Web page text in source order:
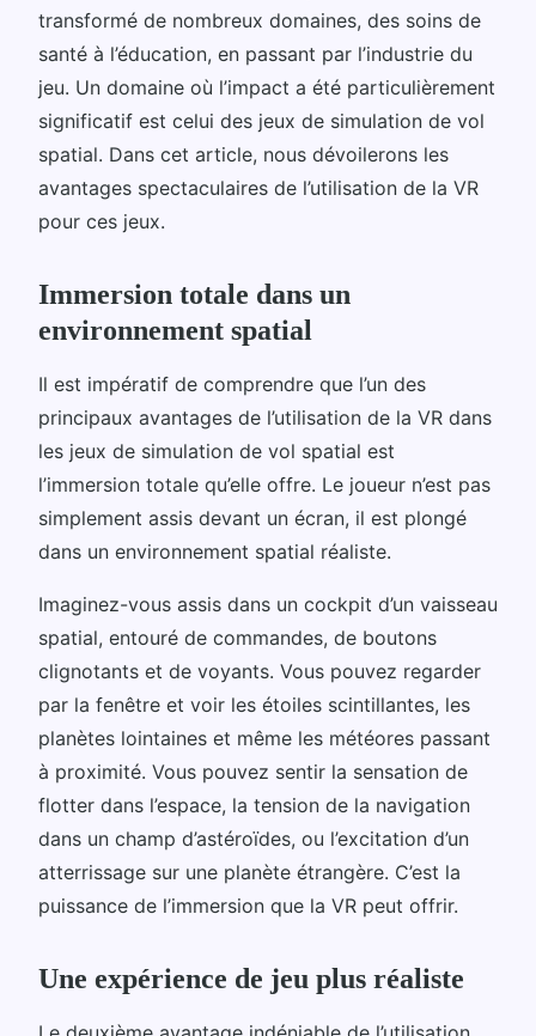
transformé de nombreux domaines, des soins de
santé à l’éducation, en passant par l’industrie du
jeu. Un domaine où l’impact a été particulièrement
significatif est celui des jeux de simulation de vol
spatial. Dans cet article, nous dévoilerons les
avantages spectaculaires de l’utilisation de la VR
pour ces jeux.
Immersion totale dans un
environnement spatial
Il est impératif de comprendre que l’un des
principaux avantages de l’utilisation de la VR dans
les jeux de simulation de vol spatial est
l’immersion totale qu’elle offre. Le joueur n’est pas
simplement assis devant un écran, il est plongé
dans un environnement spatial réaliste.
Imaginez-vous assis dans un cockpit d’un vaisseau
spatial, entouré de commandes, de boutons
clignotants et de voyants. Vous pouvez regarder
par la fenêtre et voir les étoiles scintillantes, les
planètes lointaines et même les météores passant
à proximité. Vous pouvez sentir la sensation de
flotter dans l’espace, la tension de la navigation
dans un champ d’astéroïdes, ou l’excitation d’un
atterrissage sur une planète étrangère. C’est la
puissance de l’immersion que la VR peut offrir.
Une expérience de jeu plus réaliste